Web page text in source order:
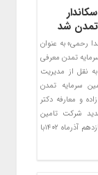
شد
رحمی» به عنوان
تمدن معرفی
نقل از مدیریت
سرمایه تمدن
و معارفه دکتر
شرکت تامین
سرمایه تمدن دیروز یکشنبه دوازدهم آذرماه ۱۴۰۲با